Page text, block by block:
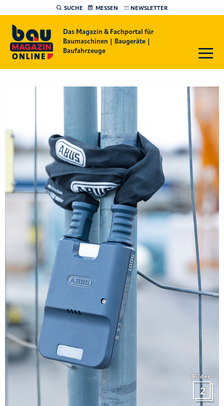
SUCHE MESSEN NEWSLETTER
Das Magazin & Fachportal für
Baumaschinen | Baugeräte |
Baufahrzeuge
Bilder
2